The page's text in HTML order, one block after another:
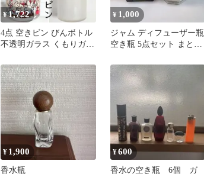
¥1,722
4点 空きビン びんボトル
不透明ガラス くもりガラ
栓
¥ 1,000
ジャム ディフューザー瓶
空き瓶 5点セット まとめ
リア
¥ 1,900
香水瓶
¥600
香水の空き瓶 6個 ガ